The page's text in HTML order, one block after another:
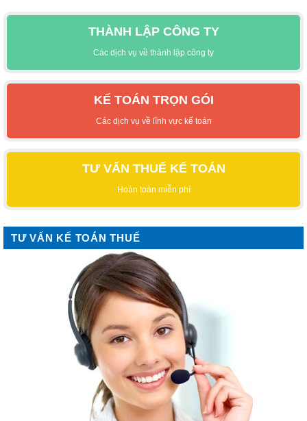
THÀNH LẬP CÔNG TY
Các dịch vụ về thành lập công ty
KẾ TOÁN TRỌN GÓI
Các dịch vụ về lĩnh vực kế toán
TƯ VẤN THUẾ KẾ TOÁN
Hoàn toàn miễn phí
TƯ VẤN KẾ TOÁN THUẾ